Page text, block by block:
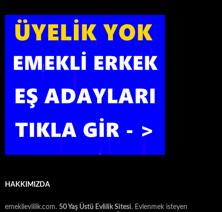
HAKKIMIZDA
emeklievlilik.com. 50 Yaş Üstü Evlilik Sitesi. Evlenmek isteyen